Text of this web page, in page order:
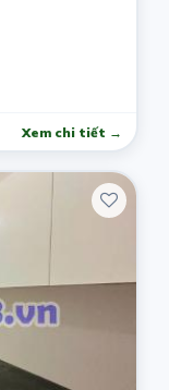
Xem chi tiết →